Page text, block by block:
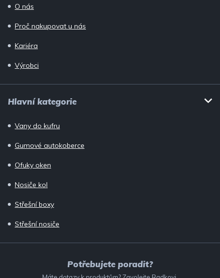
O nás
Proč nakupovat u nás
Kariéra
Výrobci
Hlavní kategorie
Vany do kufru
Gumové autokoberce
Ofuky oken
Nosiče kol
Střešní boxy
Střešní nosiče
Potřebujete poradit?